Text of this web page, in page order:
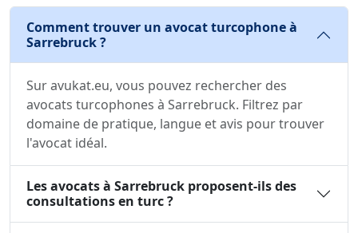
Comment trouver un avocat turcophone à
Sarrebruck ?
Sur avukat.eu, vous pouvez rechercher des
avocats turcophones à Sarrebruck. Filtrez par
domaine de pratique, langue et avis pour trouver
l'avocat idéal.
Les avocats à Sarrebruck proposent-ils des
consultations en turc ?